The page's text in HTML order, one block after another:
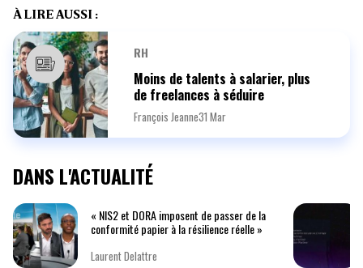
À LIRE AUSSI :
RH
Moins de talents à salarier, plus
de freelances à séduire
François Jeanne31 Mar
DANS L'ACTUALITÉ
« NIS2 et DORA imposent de passer de la
conformité papier à la résilience réelle »
Laurent Delattre